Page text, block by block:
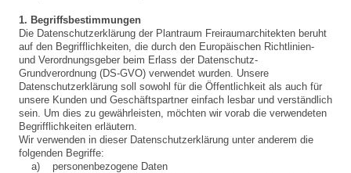
1. Begriffsbestimmungen
Die Datenschutzerklärung der Plantraum Freiraumarchitekten beruht
auf den Begrifflichkeiten, die durch den Europäischen Richtlinien-
und Verordnungsgeber beim Erlass der Datenschutz-
Grundverordnung (DS-GVO) verwendet wurden. Unsere
Datenschutzerklärung soll sowohl für die Öffentlichkeit als auch für
unsere Kunden und Geschäftspartner einfach lesbar und verständlich
sein. Um dies zu gewährleisten, möchten wir vorab die verwendeten
Begrifflichkeiten erläutern.
Wir verwenden in dieser Datenschutzerklärung unter anderem die
folgenden Begriffe:
a) personenbezogene Daten